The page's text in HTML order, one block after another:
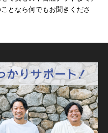
となら何でもお聞きくださ